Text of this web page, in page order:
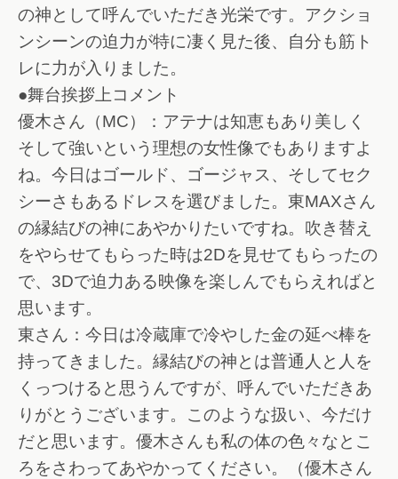
の神として呼んでいただき光栄です。アクショ
ンシーンの迫力が特に凄く見た後、自分も筋ト
レに力が入りました。
●舞台挨拶上コメント
優木さん（MC）：アテナは知恵もあり美しく
そして強いという理想の女性像でもありますよ
ね。今日はゴールド、ゴージャス、そしてセク
シーさもあるドレスを選びました。東MAXさん
の縁結びの神にあやかりたいですね。吹き替え
をやらせてもらった時は2Dを見せてもらったの
で、3Dで迫力ある映像を楽しんでもらえればと
思います。
東さん：今日は冷蔵庫で冷やした金の延べ棒を
持ってきました。縁結びの神とは普通人と人を
くっつけると思うんですが、呼んでいただきあ
りがとうございます。このような扱い、今だけ
だと思います。優木さんも私の体の色々なとこ
ろをさわってあやかってください。（優木さん